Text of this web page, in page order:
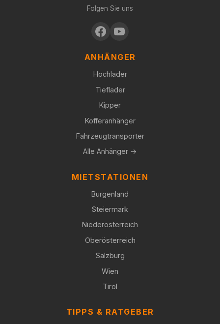
Folgen Sie uns
ANHÄNGER
Hochlader
Tieflader
Kipper
Kofferanhänger
Fahrzeugtransporter
Alle Anhänger →
MIETSTATIONEN
Burgenland
Steiermark
Niederösterreich
Oberösterreich
Salzburg
Wien
Tirol
TIPPS & RATGEBER